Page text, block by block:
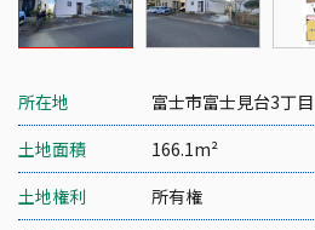
所在地
富士市富士見台3丁目
土地面積
166.1m²
土地権利
所有権